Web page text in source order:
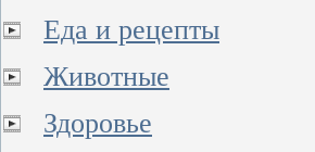
Еда и рецепты
Животные
Здоровье